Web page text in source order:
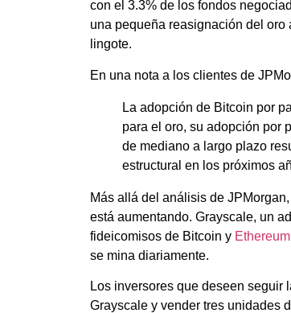
con el 3.3% de los fondos
una pequeña reasignación del oro
lingote.
En una nota a los clientes de
La adopción de Bitcoin por
para el oro, su adopción por
de mediano a largo plazo
estructural en los próximos
Más allá del análisis de
está aumentando. Grayscale, un
fideicomisos de Bitcoin y Ethereum
se mina diariamente.
Los inversores que deseen
Grayscale y vender tres unidades